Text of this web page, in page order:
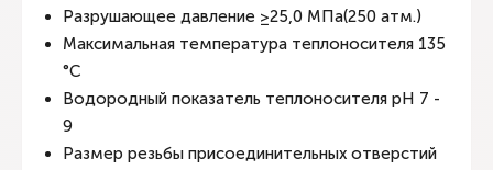
Разрушающее давление ≥25,0 МПа(250 атм.)
Максимальная температура теплоносителя 135
°C
Водородный показатель теплоносителя рН 7 -
9
Размер резьбы присоединительных отверстий